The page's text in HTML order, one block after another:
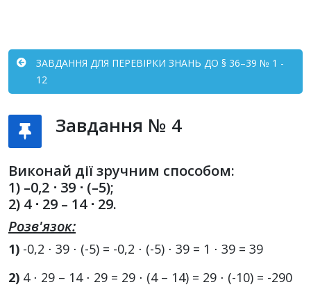
ЗАВДАННЯ ДЛЯ ПЕРЕВІРКИ ЗНАНЬ ДО § 36–39 № 1 -
12
Завдання № 4
Виконай дії зручним способом:
1) –0,2 ⋅ 39 ⋅ (–5);
2) 4 ⋅ 29 – 14 ⋅ 29.
Розв'язок:
1) -0,2 ⋅ 39 ⋅ (-5) = -0,2 ⋅ (-5) ⋅ 39 = 1 ⋅ 39 = 39
2) 4 ⋅ 29 – 14 ⋅ 29 = 29 ⋅ (4 – 14) = 29 ⋅ (-10) = -290